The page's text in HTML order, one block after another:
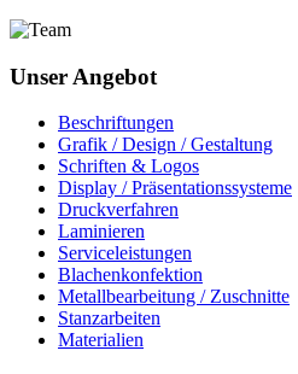
Unser Angebot
Beschriftungen
Grafik / Design / Gestaltung
Schriften & Logos
Display / Präsentationssysteme
Druckverfahren
Laminieren
Serviceleistungen
Blachenkonfektion
Metallbearbeitung / Zuschnitte
Stanzarbeiten
Materialien